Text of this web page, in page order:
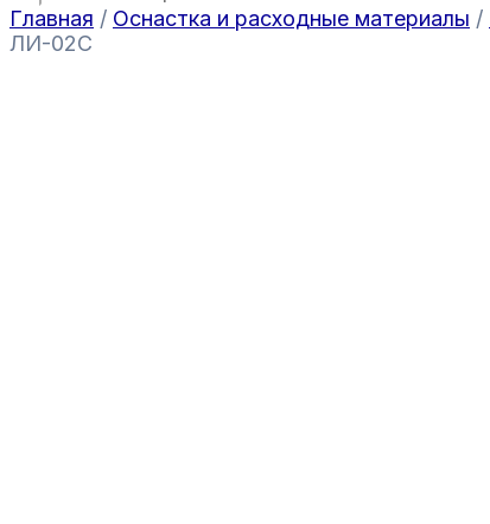
Главная / Оснастка и расходные материалы /
ЛИ-02С